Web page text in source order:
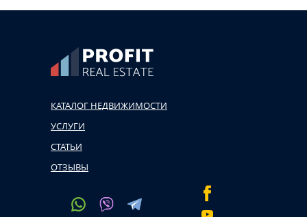
КАТАЛОГ НЕДВИЖИМОСТИ
УСЛУГИ
СТАТЬИ
ОТЗЫВЫ